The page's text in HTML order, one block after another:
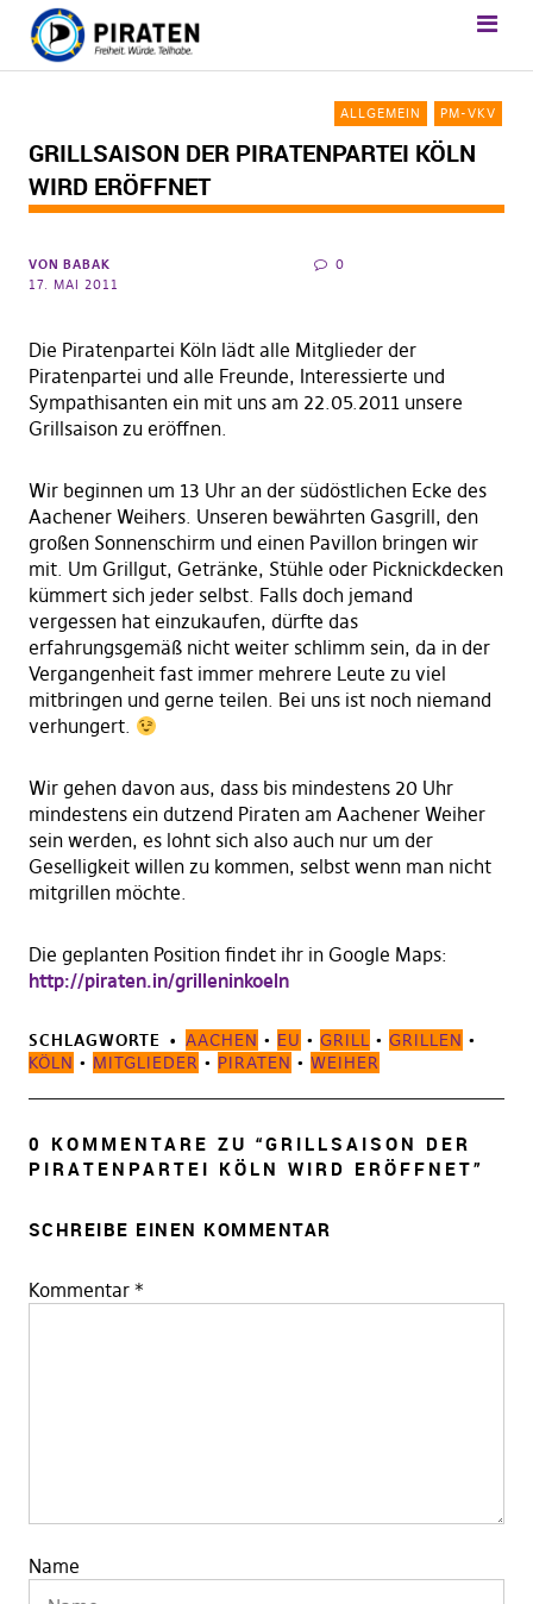
ALLGEMEIN PM-VKV
GRILLSAISON DER PIRATENPARTEI KÖLN
WIRD ERÖFFNET
VON BABAK
17. MAI 2011
0
Die Piratenpartei Köln lädt alle Mitglieder der
Piratenpartei und alle Freunde, Interessierte und
Sympathisanten ein mit uns am 22.05.2011 unsere
Grillsaison zu eröffnen.
Wir beginnen um 13 Uhr an der südöstlichen Ecke des
Aachener Weihers. Unseren bewährten Gasgrill, den
großen Sonnenschirm und einen Pavillon bringen wir
mit. Um Grillgut, Getränke, Stühle oder Picknickdecken
kümmert sich jeder selbst. Falls doch jemand
vergessen hat einzukaufen, dürfte das
erfahrungsgemäß nicht weiter schlimm sein, da in der
Vergangenheit fast immer mehrere Leute zu viel
mitbringen und gerne teilen. Bei uns ist noch niemand
verhungert.
Wir gehen davon aus, dass bis mindestens 20 Uhr
mindestens ein dutzend Piraten am Aachener Weiher
sein werden, es lohnt sich also auch nur um der
Geselligkeit willen zu kommen, selbst wenn man nicht
mitgrillen möchte.
Die geplanten Position findet ihr in Google Maps:
http://piraten.in/grilleninkoeln
SCHLAGWORTE AACHEN • EU • GRILL • GRILLEN •
KÖLN • MITGLIEDER • PIRATEN • WEIHER
0 KOMMENTARE ZU “GRILLSAISON DER
PIRATENPARTEI KÖLN WIRD ERÖFFNET”
SCHREIBE EINEN KOMMENTAR
Kommentar *
Name